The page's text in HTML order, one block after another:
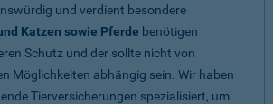
und verdient besondere
Katzen sowie Pferde benötigen
Schutz und der sollte nicht von
Möglichkeiten abhängig sein. Wir haben
Tierversicherungen spezialisiert, um